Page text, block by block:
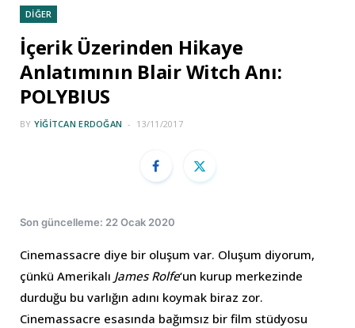
DİĞER
İçerik Üzerinden Hikaye
Anlatımının Blair Witch Anı:
POLYBIUS
BY YIĞITCAN ERDOĞAN 13/11/2017
Son güncelleme: 22 Ocak 2020
Cinemassacre diye bir oluşum var. Oluşum diyorum,
çünkü Amerikalı James Rolfe‘un kurup merkezinde
durduğu bu varlığın adını koymak biraz zor.
Cinemassacre esasında bağımsız bir film stüdyosu